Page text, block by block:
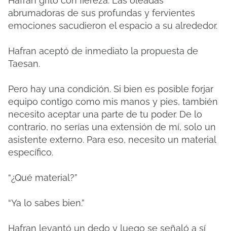
abrumadoras de sus profundas y fervientes
emociones sacudieron el espacio a su alrededor.
Hafran aceptó de inmediato la propuesta de
Taesan.
Pero hay una condición. Si bien es posible forjar
equipo contigo como mis manos y pies, también
necesito aceptar una parte de tu poder. De lo
contrario, no serías una extensión de mí, solo un
asistente externo. Para eso, necesito un material
específico.
“¿Qué material?”
“Ya lo sabes bien.”
Hafran levantó un dedo y luego se señaló a sí